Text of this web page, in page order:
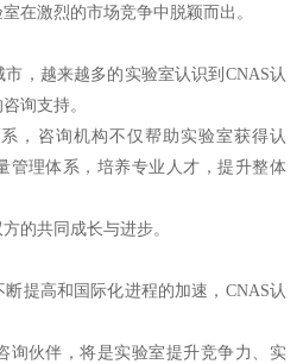
在激烈的市场竞争中脱颖而出。
，越来越多的实验室认识到CNAS认
询支持。
，咨询机构不仅帮助实验室获得认
管理体系，培养专业人才，提升整体
的共同成长与进步。
提高和国际化进程的加速，CNAS认
询伙伴，将是实验室提升竞争力、实